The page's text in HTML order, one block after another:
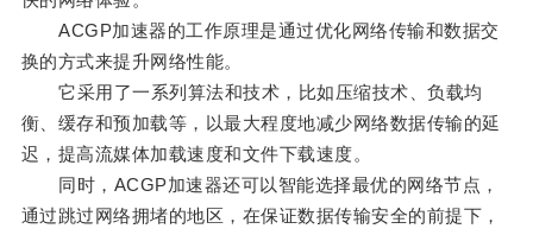
ACGP加速器的工作原理是通过优化网络传输和数据交
换的方式来提升网络性能。
它采用了一系列算法和技术，比如压缩技术、负载均
衡、缓存和预加载等，以最大程度地减少网络数据传输的延
迟，提高流媒体加载速度和文件下载速度。
同时，ACGP加速器还可以智能选择最优的网络节点，
通过跳过网络拥堵的地区，在保证数据传输安全的前提下，